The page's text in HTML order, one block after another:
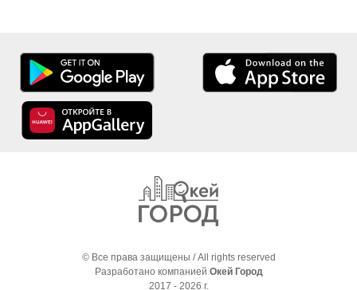
© Все права защищены / All rights reserved
Разработано компанией Окей Город
2017 - 2026 г.